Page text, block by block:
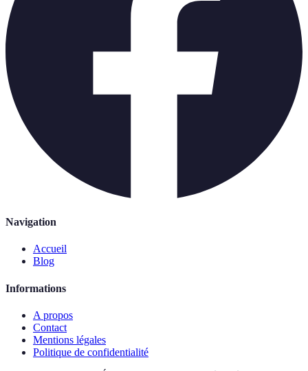
Navigation
Accueil
Blog
Informations
A propos
Contact
Mentions légales
Politique de confidentialité